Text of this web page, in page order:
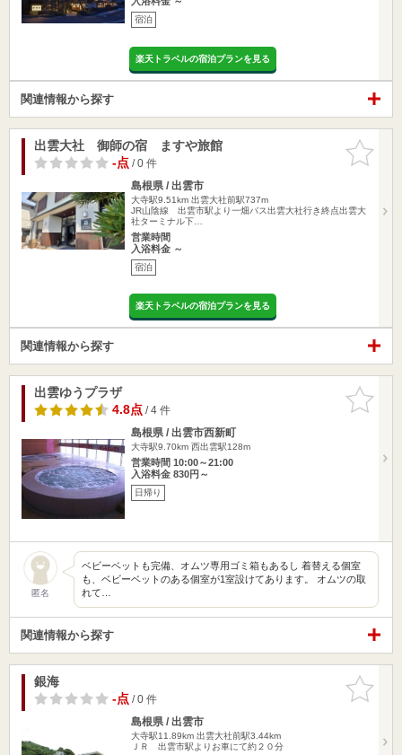
宿泊
楽天トラベルの宿泊プランを見る
関連情報から探す
お気に入
りに追加
出雲大社 御師の宿 ますや旅館
-点/ 0 件
島根県 / 出雲市
大寺駅9.51km 出雲大社前駅737m
JR山陰線 出雲市駅より一畑バス出雲大社行き終点出雲大
社ターミナル下…
営業時間
入浴料金 ～
宿泊
楽天トラベルの宿泊プランを見る
関連情報から探す
お気に入
りに追加
出雲ゆうプラザ
4.8点/ 4 件
島根県 / 出雲市西新町
大寺駅9.70km 西出雲駅128m
営業時間 10:00～21:00
入浴料金 830円～
日帰り
匿名
ベビーベットも完備、オムツ専用ゴミ箱もあるし 着替える個室
も、ベビーベットのある個室が1室設けてあります。 オムツの取
れて…
関連情報から探す
お気に入
りに追加
銀海
-点/ 0 件
島根県 / 出雲市
大寺駅11.89km 出雲大社前駅3.44km
ＪＲ 出雲市駅よりお車にて約２０分